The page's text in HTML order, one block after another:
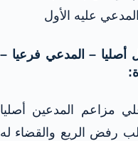
عليه الأول
أصليا – المدعي فرعيا –
مزاعم المدعين أصليا
رفض الريع والقضاء له